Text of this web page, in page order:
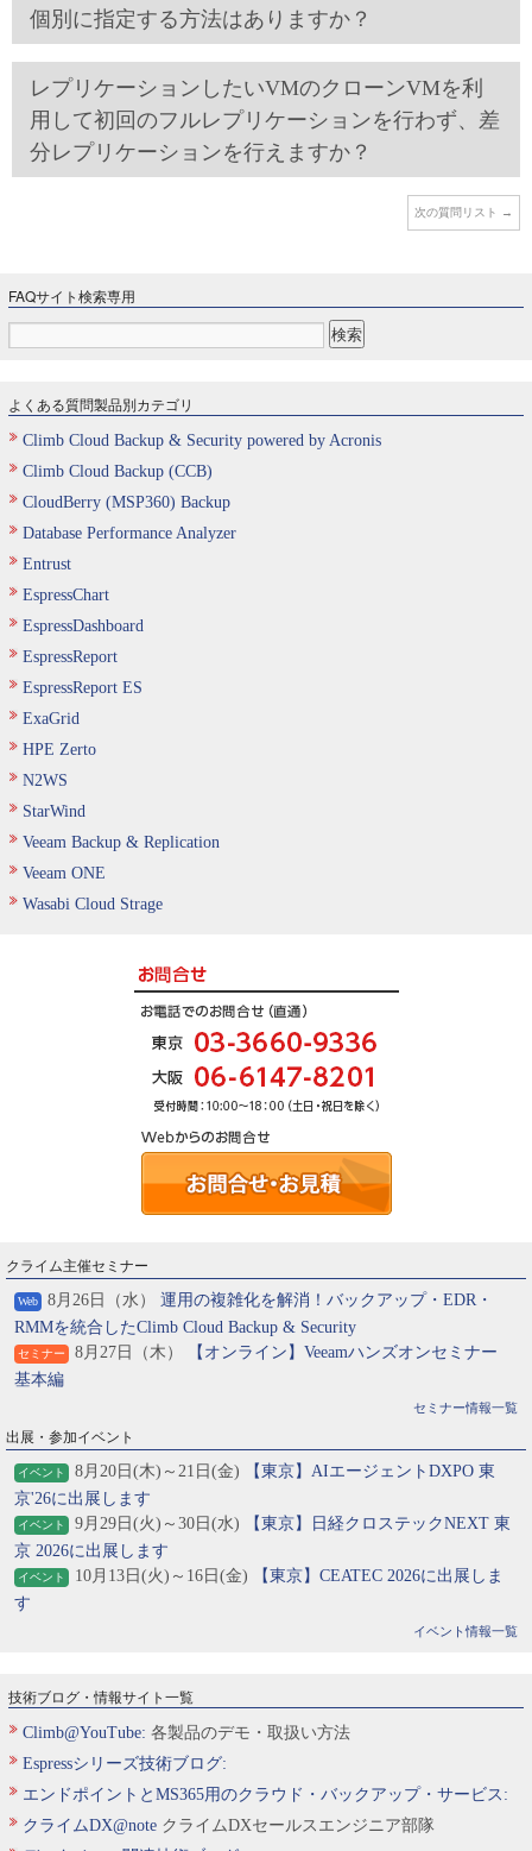
個別に指定する方法はありますか？
レプリケーションしたいVMのクローンVMを利
用して初回のフルレプリケーションを行わず、差
分レプリケーションを行えますか？
次の質問リスト →
FAQサイト検索専用
よくある質問製品別カテゴリ
Climb Cloud Backup & Security powered by Acronis
Climb Cloud Backup (CCB)
CloudBerry (MSP360) Backup
Database Performance Analyzer
Entrust
EspressChart
EspressDashboard
EspressReport
EspressReport ES
ExaGrid
HPE Zerto
N2WS
StarWind
Veeam Backup & Replication
Veeam ONE
Wasabi Cloud Strage
クライム主催セミナー
Web 8月26日（水） 運用の複雑化を解消！バックアップ・EDR・
RMMを統合したClimb Cloud Backup & Security
セミナー 8月27日（木）
【オンライン】Veeamハンズオンセミナー
基本編
セミナー情報一覧
出展・参加イベント
イベント 8月20日(木)～21日(金)
【東京】AIエージェントDXPO 東
京'26に出展します
イベント 9月29日(火)～30日(水)
【東京】日経クロステックNEXT 東
京 2026に出展します
イベント 10月13日(火)～16日(金)
【東京】CEATEC 2026に出展しま
す
イベント情報一覧
技術ブログ・情報サイト一覧
Climb@YouTube: 各製品のデモ・取扱い方法
Espressシリーズ技術ブログ:
エンドポイントとMS365用のクラウド・バックアップ・サービス:
クライムDX@note クライムDXセールスエンジニア部隊